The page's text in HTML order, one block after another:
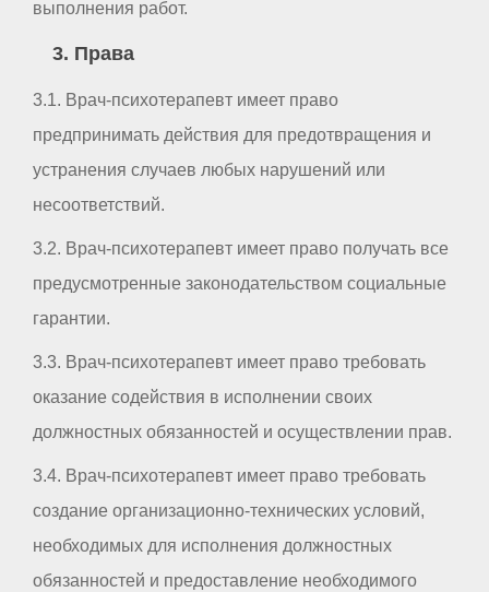
выполнения работ.
3. Права
3.1. Врач-психотерапевт имеет право
предпринимать действия для предотвращения и
устранения случаев любых нарушений или
несоответствий.
3.2. Врач-психотерапевт имеет право получать все
предусмотренные законодательством социальные
гарантии.
3.3. Врач-психотерапевт имеет право требовать
оказание содействия в исполнении своих
должностных обязанностей и осуществлении прав.
3.4. Врач-психотерапевт имеет право требовать
создание организационно-технических условий,
необходимых для исполнения должностных
обязанностей и предоставление необходимого